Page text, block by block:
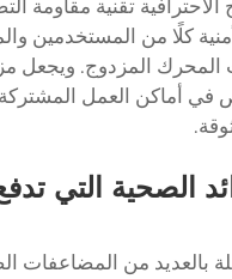
تقنية مقاومة
كلًا من المستخدمين
المزدوج. ويجعل
في أماكن العمل
الصحية التي
بالعديد من المضاعفات